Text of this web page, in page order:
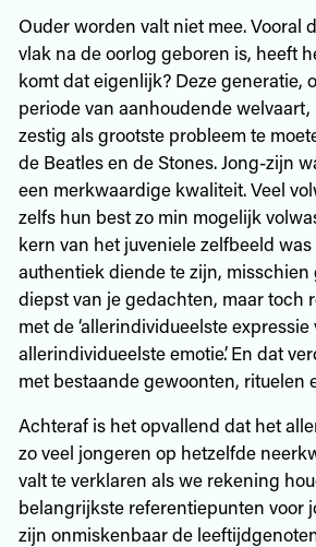
Ouder worden valt niet mee. Vooral
vlak na de oorlog geboren is, heeft
komt dat eigenlijk? Deze generatie,
periode van aanhoudende
zestig als grootste probleem te
de Beatles en de Stones. Jong-zijn
een merkwaardige kwaliteit. Veel
zelfs hun best zo min mogelijk
kern van het juveniele zelfbeeld
authentiek diende te zijn, misschien
diepst van je gedachten, maar toch
met de ‘allerindividueelste expressie
allerindividueelste emotie’. En dat
met bestaande gewoonten, rituelen
Achteraf is het opvallend dat het
zo veel jongeren op hetzelfde
valt te verklaren als we rekening
belangrijkste referentiepunten voor
zijn onmiskenbaar de